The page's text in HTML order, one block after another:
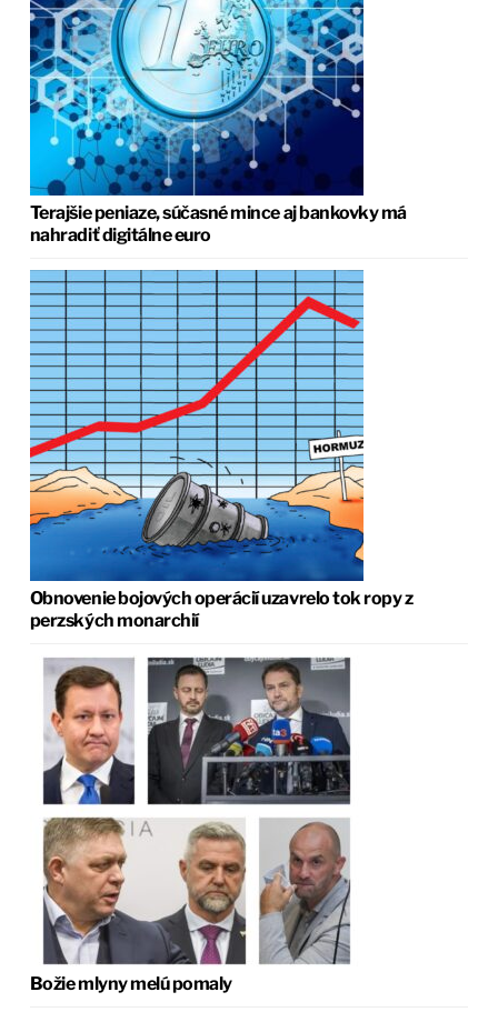
Terajšie peniaze, súčasné mince aj bankovky má
nahradiť digitálne euro
Obnovenie bojových operácií uzavrelo tok ropy z
perzských monarchií
Božie mlyny melú pomaly